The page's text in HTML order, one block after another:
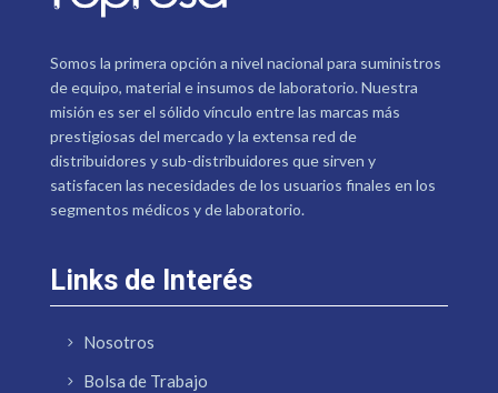
Somos la primera opción a nivel nacional para suministros
de equipo, material e insumos de laboratorio. Nuestra
misión es ser el sólido vínculo entre las marcas más
prestigiosas del mercado y la extensa red de
distribuidores y sub-distribuidores que sirven y
satisfacen las necesidades de los usuarios finales en los
segmentos médicos y de laboratorio.
Links de Interés
Nosotros
Bolsa de Trabajo